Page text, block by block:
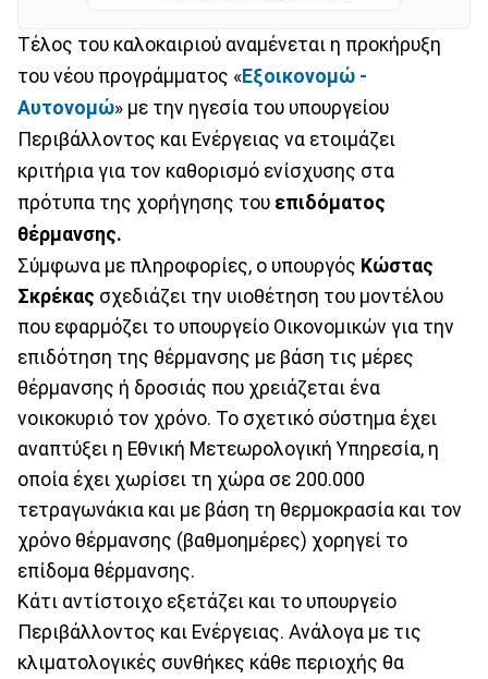
Τέλος του καλοκαιριού αναμένεται η προκήρυξη
του νέου προγράμματος «Εξοικονομώ -
Αυτονομώ» με την ηγεσία του υπουργείου
Περιβάλλοντος και Ενέργειας να ετοιμάζει
κριτήρια για τον καθορισμό ενίσχυσης στα
πρότυπα της χορήγησης του επιδόματος
θέρμανσης.
Σύμφωνα με πληροφορίες, ο υπουργός Κώστας
Σκρέκας σχεδιάζει την υιοθέτηση του μοντέλου
που εφαρμόζει το υπουργείο Οικονομικών για την
επιδότηση της θέρμανσης με βάση τις μέρες
θέρμανσης ή δροσιάς που χρειάζεται ένα
νοικοκυριό τον χρόνο. Το σχετικό σύστημα έχει
αναπτύξει η Εθνική Μετεωρολογική Υπηρεσία, η
οποία έχει χωρίσει τη χώρα σε 200.000
τετραγωνάκια και με βάση τη θερμοκρασία και τον
χρόνο θέρμανσης (βαθμοημέρες) χορηγεί το
επίδομα θέρμανσης.
Κάτι αντίστοιχο εξετάζει και το υπουργείο
Περιβάλλοντος και Ενέργειας. Ανάλογα με τις
κλιματολογικές συνθήκες κάθε περιοχής θα